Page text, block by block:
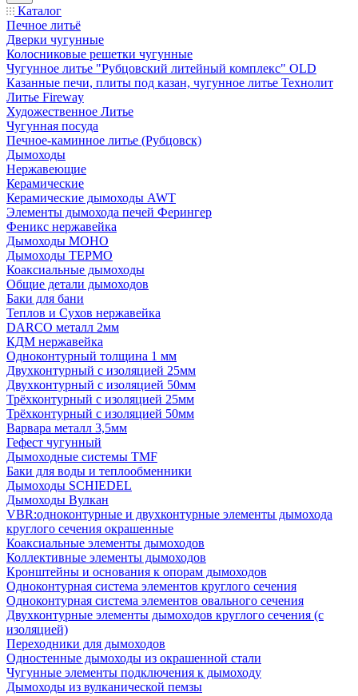
Каталог
Печное литьё
Дверки чугунные
Колосниковые решетки чугунные
Чугунное литье "Рубцовский литейный комплекс" OLD
Казанные печи, плиты под казан, чугунное литье Технолит
Литье Fireway
Художественное Литье
Чугунная посуда
Печное-каминное литье (Рубцовск)
Дымоходы
Нержавеющие
Керамические
Керамические дымоходы AWT
Элементы дымохода печей Ферингер
Феникс нержавейка
Дымоходы МОНО
Дымоходы ТЕРМО
Коаксиальные дымоходы
Общие детали дымоходов
Баки для бани
Теплов и Сухов нержавейка
DARCO металл 2мм
КДМ нержавейка
Одноконтурный толщина 1 мм
Двухконтурный с изоляцией 25мм
Двухконтурный с изоляцией 50мм
Трёхконтурный с изоляцией 25мм
Трёхконтурный с изоляцией 50мм
Варвара металл 3,5мм
Гефест чугунный
Дымоходные системы TMF
Баки для воды и теплообменники
Дымоходы SCHIEDEL
Дымоходы Вулкан
VBR:одноконтурные и двухконтурные элементы дымохода
круглого сечения окрашенные
Коаксиальные элементы дымоходов
Коллективные элементы дымоходов
Кронштейны и основания к опорам дымоходов
Одноконтурная система элементов круглого сечения
Одноконтурная система элементов овального сечения
Двухконтурные элементы дымоходов круглого сечения (с
изоляцией)
Переходники для дымоходов
Одностенные дымоходы из окрашенной стали
Чугунные элементы подключения к дымоходу
Дымоходы из вулканической пемзы